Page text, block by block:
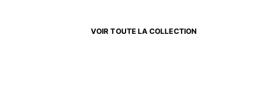
VOIR TOUTE LA COLLECTION